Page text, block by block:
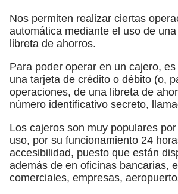
Nos permiten realizar ciertas
automática mediante el uso de
libreta de ahorros.
Para poder operar en un cajero,
una tarjeta de crédito o débito (o,
operaciones, de una libreta de
número identificativo secreto,
Los cajeros son muy populares
uso, por su funcionamiento 24
accesibilidad, puesto que están
además de en oficinas bancarias,
comerciales, empresas,